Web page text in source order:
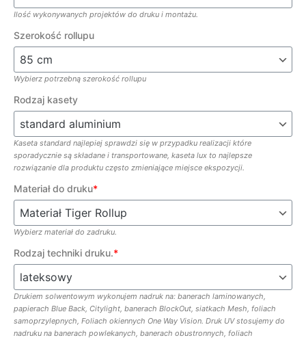
Ilość wykonywanych projektów do druku i montażu.
Szerokość rollupu
Wybierz potrzebną szerokość rollupu
Rodzaj kasety
Kaseta standard najlepiej sprawdzi się w przypadku realizacji które
sporadycznie są składane i transportowane, kaseta lux to najlepsze
rozwiązanie dla produktu często zmieniające miejsce ekspozycji.
Materiał do druku*
Wybierz materiał do zadruku.
Rodzaj techniki druku.*
Drukiem solwentowym wykonujem nadruk na: banerach laminowanych,
papierach Blue Back, Citylight, banerach BlockOut, siatkach Mesh, foliach
samoprzylepnych, Foliach okiennych One Way Vision. Druk UV stosujemy do
nadruku na banerach powlekanych, banerach obustronnych, foliach